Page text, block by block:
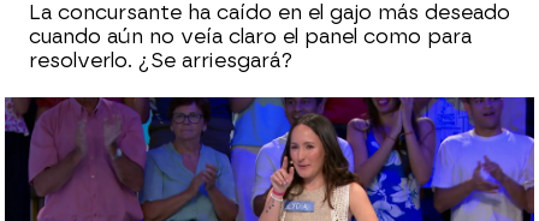
La concursante ha caído en el gajo más deseado
cuando aún no veía claro el panel como para
resolverlo. ¿Se arriesgará?